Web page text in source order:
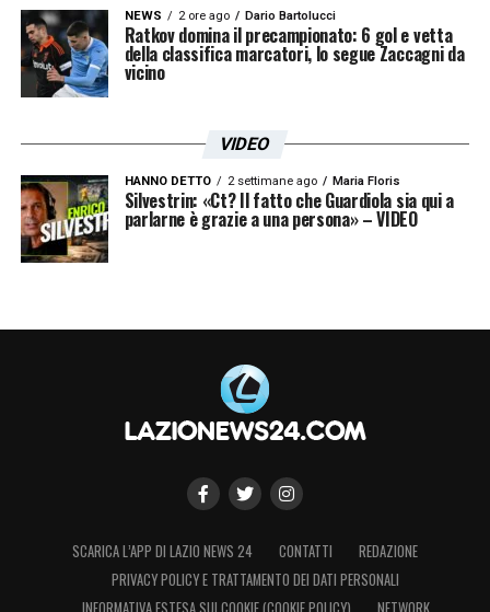
NEWS 2 ore ago Dario Bartolucci
Ratkov domina il precampionato: 6 gol e vetta
della classifica marcatori, lo segue Zaccagni da
vicino
VIDEO
HANNO DETTO 2 settimane ago Maria Floris
Silvestrin: «Ct? Il fatto che Guardiola sia qui a
parlarne è grazie a una persona» – VIDEO
SCARICA L’APP DI LAZIO NEWS 24 CONTATTI
REDAZIONE
PRIVACY POLICY E TRATTAMENTO DEI DATI PERSONALI